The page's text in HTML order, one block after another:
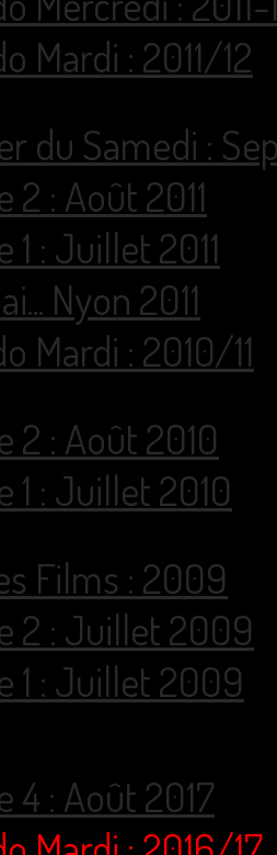
Mardi : 2011/12
du Samedi :
2 : Août 2011
1 : Juillet 2011
Nyon 2011
Mardi : 2010/11
2 : Août 2010
1 : Juillet 2010
Films : 2009
2 : Juillet 2009
1 : Juillet 2009
4 : Août 2017